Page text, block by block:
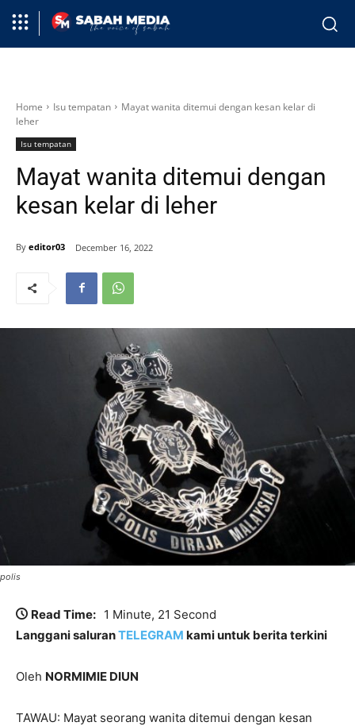
Home Isu tempatan
Mayat wanita ditemui dengan kesan kelar di
leher
Isu tempatan
Mayat wanita ditemui dengan
kesan kelar di leher
By editor03 December 16, 2022
polis
Read Time: 1 Minute, 21 Second
Langgani saluranTELEGRAM kami untuk berita terkini
Oleh NORMIMIE DIUN
TAWAU: Mayat seorang wanita ditemui dengan kesan